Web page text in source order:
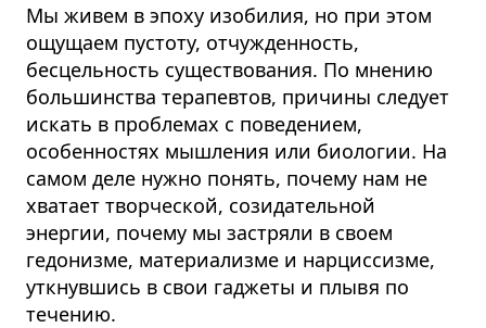
Мы живем в эпоху изобилия, но при этом
ощущаем пустоту, отчужденность,
бесцельность существования. По мнению
большинства терапевтов, причины следует
искать в проблемах с поведением,
особенностях мышления или биологии. На
самом деле нужно понять, почему нам не
хватает творческой, созидательной
энергии, почему мы застряли в своем
гедонизме, материализме и нарциссизме,
уткнувшись в свои гаджеты и плывя по
течению.